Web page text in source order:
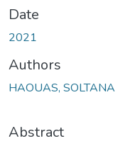
Date
2021
Authors
HAOUAS, SOLTANA
Abstract